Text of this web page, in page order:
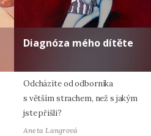
Diagnóza mého dítěte
Odcházíte od odborníka
s větším strachem, než s jakým
jste přišli?
Aneta Langrová